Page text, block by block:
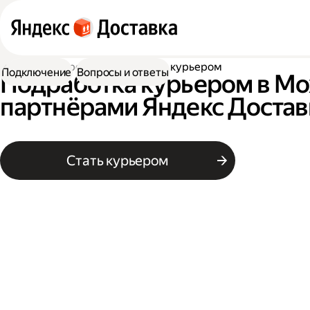
Работа курьером Подработка курьером
Подработка курьером в
партнёрами Яндекс
Стать курьером
Подключение Вопросы и ответы